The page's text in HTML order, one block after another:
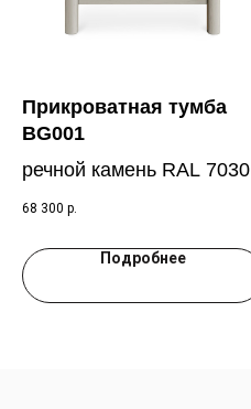
Прикроватная тумба
BG001
речной камень RAL 7030
68 300 р.
Подробнее